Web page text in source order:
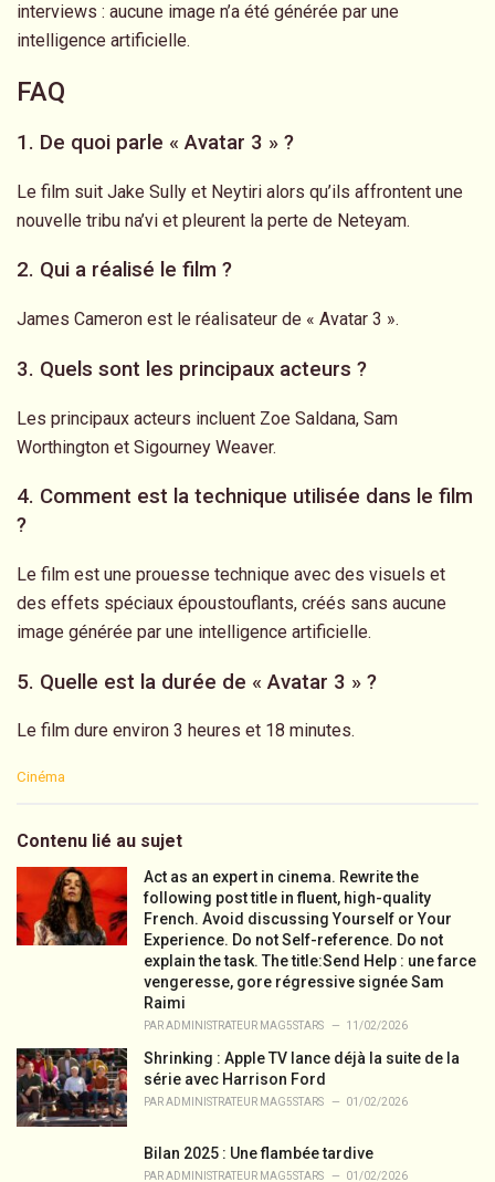
interviews : aucune image n’a été générée par une
intelligence artificielle.
FAQ
1. De quoi parle « Avatar 3 » ?
Le film suit Jake Sully et Neytiri alors qu’ils affrontent une
nouvelle tribu na’vi et pleurent la perte de Neteyam.
2. Qui a réalisé le film ?
James Cameron est le réalisateur de « Avatar 3 ».
3. Quels sont les principaux acteurs ?
Les principaux acteurs incluent Zoe Saldana, Sam
Worthington et Sigourney Weaver.
4. Comment est la technique utilisée dans le film
?
Le film est une prouesse technique avec des visuels et
des effets spéciaux époustouflants, créés sans aucune
image générée par une intelligence artificielle.
5. Quelle est la durée de « Avatar 3 » ?
Le film dure environ 3 heures et 18 minutes.
C
e
r
i
e
Cinéma
Contenu lié au sujet
Act as an expert in cinema. Rewrite the
following post title in fluent, high-quality
French. Avoid discussing Yourself or Your
Experience. Do not Self-reference. Do not
explain the task. The title:Send Help : une farce
vengeresse, gore régressive signée Sam
Raimi
PARADMINISTRATEUR MAG5STARS 11/02/2026
Shrinking : Apple TV lance déjà la suite de la
série avec Harrison Ford
PARADMINISTRATEUR MAG5STARS 01/02/2026
Bilan 2025 : Une flambée tardive
PARADMINISTRATEUR MAG5STARS 01/02/2026